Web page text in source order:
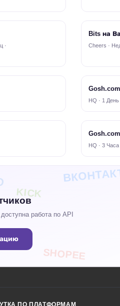
·
Bits на
Cheers ·
HQ · 1
HQ · 3
SHOPEE
KICK
работа по API
ПО ПЛАТФОРМАМ